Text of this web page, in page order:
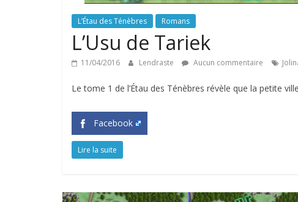
L’Étau des Ténèbres Romans
L’Usu de Tariek
11/04/2016 Lendraste Aucun commentaire
Le tome 1 de l’Étau des Ténèbres révèle que la petite
Facebook
Lire la suite